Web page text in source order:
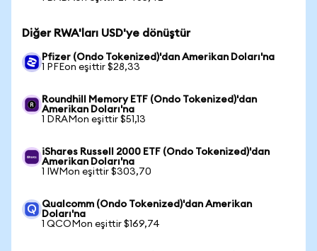
Diğer RWA'ları USD'ye dönüştür
Pfizer (Ondo Tokenized)'dan Amerikan Doları'na
1 PFEon eşittir $28,33
Roundhill Memory ETF (Ondo Tokenized)'dan
Amerikan Doları'na
1 DRAMon eşittir $51,13
iShares Russell 2000 ETF (Ondo Tokenized)'dan
Amerikan Doları'na
1 IWMon eşittir $303,70
Qualcomm (Ondo Tokenized)'dan Amerikan
Doları'na
1 QCOMon eşittir $169,74